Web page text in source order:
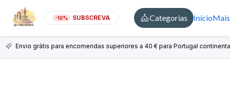
-10% SUBSCREVA Categorias Início
Envio grátis para encomendas superiores a 40 € para Portugal